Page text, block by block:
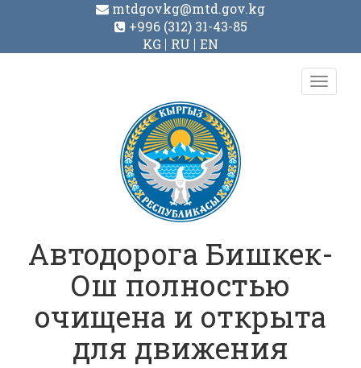
mtdgovkg@mtd.gov.kg
+996 (312) 31-43-85
KG
RU EN
Toggle
Автодорога Бишкек-
Ош полностью
очищена и открыта
для движения